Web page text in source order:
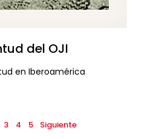
del OJI
en Iberoamérica
3 4 5 Siguiente